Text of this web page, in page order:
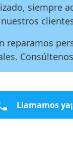
siempre
reparamos
Llamamos